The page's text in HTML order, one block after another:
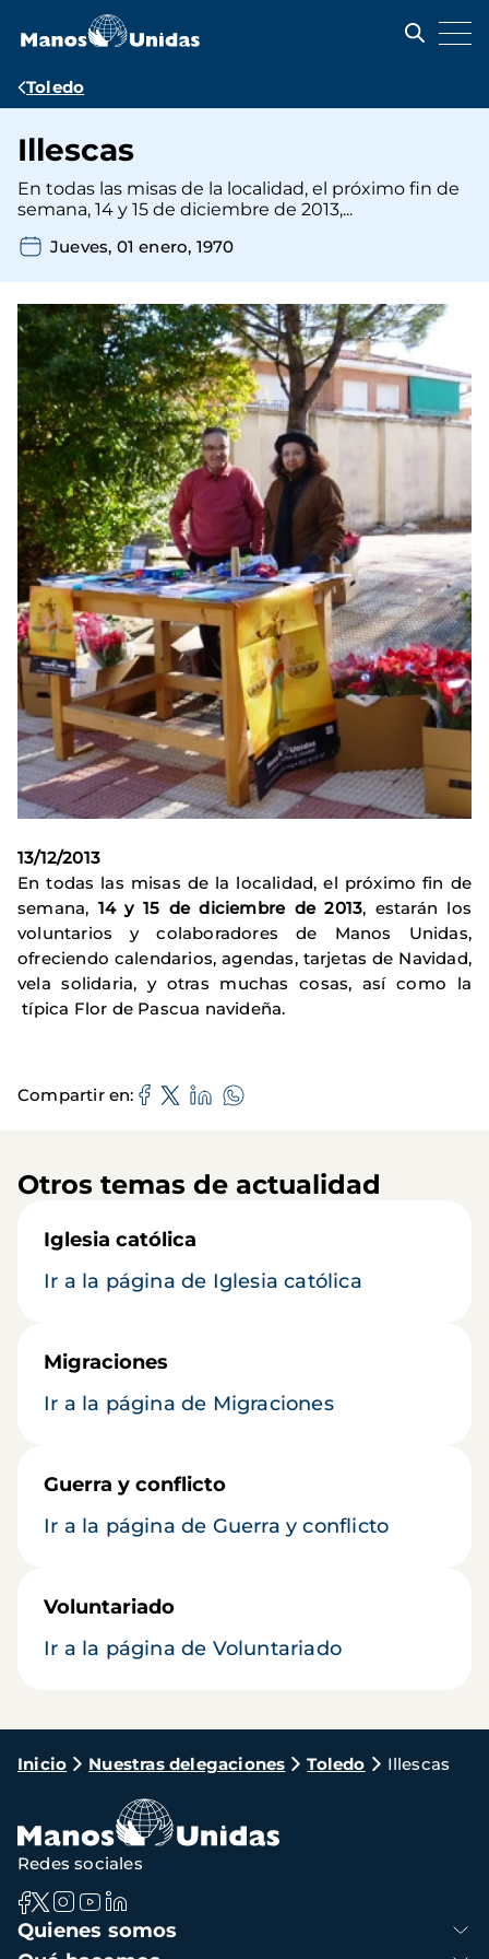
contenido
Ruta
navegación
Toledo
Illescas
En todas las misas de la localidad, el próximo fin de
semana, 14 y 15 de diciembre de 2013,...
Jueves, 01 enero, 1970
13/12/2013
En todas las misas de la localidad, el próximo fin de
semana, 14 y 15 de diciembre de 2013, estarán los
voluntarios y colaboradores de Manos Unidas,
ofreciendo calendarios, agendas, tarjetas de Navidad,
vela solidaria, y otras muchas cosas, así como la
típica Flor de Pascua navideña.
Compartir en
Otros temas de actualidad
Iglesia católica
Ir a la página de Iglesia católica
Migraciones
Ir a la página de Migraciones
Guerra y conflicto
Ir a la página de Guerra y conflicto
Voluntariado
Ir a la página de Voluntariado
Ruta
navegación
Inicio Nuestras delegaciones Toledo Illescas
Navegación
principal
Quienes somos
Redes sociales